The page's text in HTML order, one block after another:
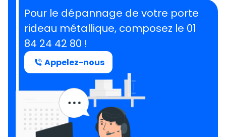
Pour le dépannage de votre porte
rideau métallique, composez le 01
84 24 42 80 !
Appelez-nous